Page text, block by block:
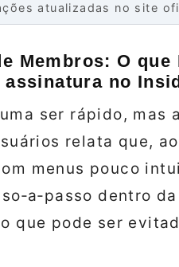
atualizadas no site
Membros: O que
assinatura no
ser rápido, mas
relata que,
menus pouco
dentro
que pode ser